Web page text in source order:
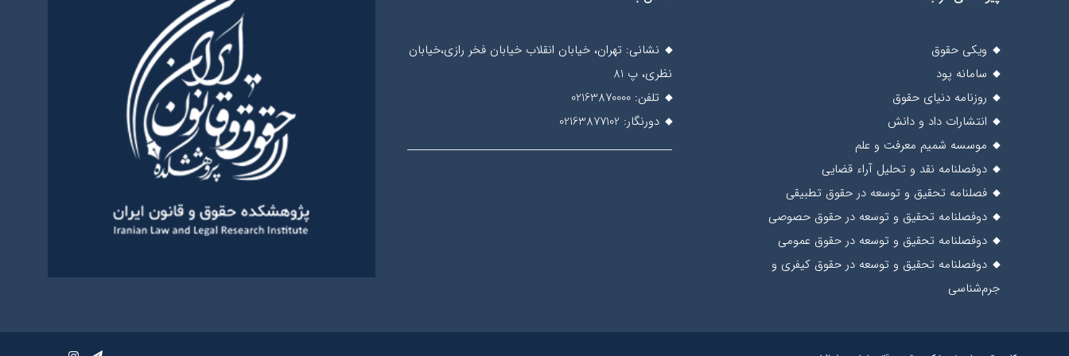
ویکی حقوق
سامانه پود
روزنامه دنیای حقوق
انتشارات داد و دانش
موسسه شمیم معرفت و علم
دوفصلنامه نقد و تحلیل آراء قضایی
فصلنامه تحقیق و توسعه در حقوق تطبیقی
دوفصلنامه تحقیق و توسعه در حقوق حصوصی
دوفصلنامه تحقیق و توسعه در حقوق عمومی
دوفصلنامه تحقیق و توسعه در حقوق کیفری و
جرم‌شناسی
نشانی: تهران، خیابان انقلاب خیابان فخر رازی،خیابان
نظری، پ 81
تلفن: 02163870000
دورنگار: 02163877102